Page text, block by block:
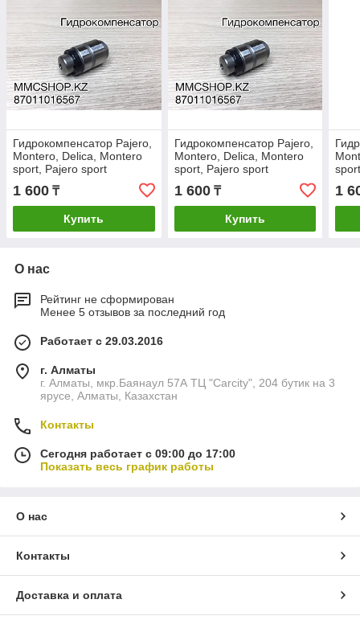
Гидрокомпенсатор Pajero,
Montero, Delica, Montero
sport, Pajero sport
Паджеро Монтеро
MD377560
1 600 ₸
Купить
Гидрокомпенсатор Pajero,
Montero, Delica, Montero
sport, Pajero sport
Паджеро Монтеро
MD377560
1 600₸
Купить
1
О нас
Рейтинг не сформирован
Менее 5 отзывов за последний год
Работает с 29.03.2016
г. Алматы
г. Алматы, мкр.Баянаул 57А ТЦ "Carcity", 204 бутик на 3
ярусе, Алматы, Казахстан
Контакты
Сегодня работает с 09:00 до 17:00
Показать весь график работы
О нас
Контакты
Доставка и оплата